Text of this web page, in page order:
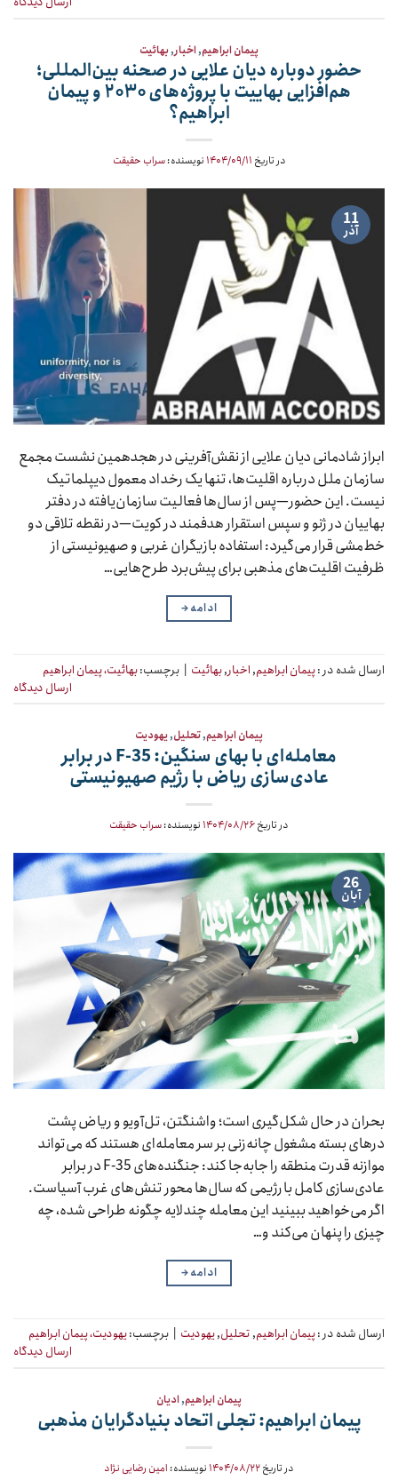
پیمان ابراهیم,اخبار,بهائیت
حضور دوباره دیان علایی در صحنه بین‌المللی؛
هم‌افزایی بهاییت با پروژه‌های ۲۰۳۰ و پیمان
ابراهیم؟
در تاریخ ۱۴۰۴/۰۹/۱۱ نویسنده:سراب حقیقت
11
آذر
ابراز شادمانی دیان علایی از نقش‌آفرینی در هجدهمین نشست مجمع
سازمان ملل درباره اقلیت‌ها، تنها یک رخداد معمول دیپلماتیک
نیست. این حضور—پس از سال‌ها فعالیت سازمان‌یافته در دفتر
بهاییان در ژنو و سپس استقرار هدفمند در کویت—در نقطه تلاقی دو
خط‌مشی قرار می‌گیرد: استفاده بازیگران غربی و صهیونیستی از
ظرفیت اقلیت‌های مذهبی برای پیش‌برد طرح‌هایی…
ادامه→
ارسال شده در :پیمان ابراهیم, اخبار,بهائیت | برچسب:بهائیت، پیمان ابراهیم
ارسال دیدگاه
پیمان ابراهیم,تحلیل,یهودیت
معامله‌ای با بهای سنگین: F-35 در برابر
عادی‌سازی ریاض با رژیم صهیونیستی
در تاریخ۱۴۰۴/۰۸/۲۶ نویسنده:سراب حقیقت
26
آبان
بحران در حال شکل‌گیری است؛ واشنگتن، تل‌آویو و ریاض پشت
درهای بسته مشغول چانه‌زنی بر سر معامله‌ای هستند که می‌تواند
موازنه قدرت منطقه را جابه‌جا کند: جنگنده‌های F-35 در برابر
عادی‌سازی کامل با رژیمی که سال‌ها محور تنش‌های غرب آسیاست.
اگر می‌خواهید ببینید این معامله چندلایه چگونه طراحی شده، چه
چیزی را پنهان می‌کند و…
ادامه→
ارسال شده در :پیمان ابراهیم,تحلیل,یهودیت برچسب:یهودیت، پیمان ابراهیم
ارسال دیدگاه
پیمان ابراهیم,ادیان
پیمان ابراهیم: تجلی اتحاد بنیادگرایان مذهبی
در تاریخ۱۴۰۴/۰۸/۲۲ نویسنده: امین رضایی نژاد